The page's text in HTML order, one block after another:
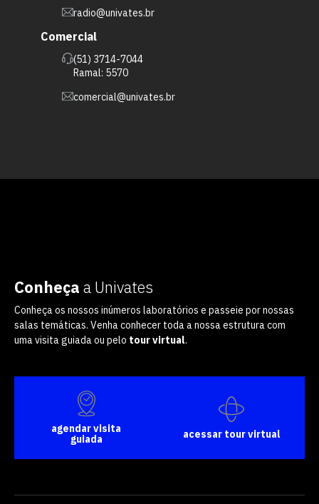
radio@univates.br
Comercial
(51) 3714-7044
Ramal: 5570
comercial@univates.br
Conheça a Univates
Conheça os nossos inúmeros laboratórios e passeie por nossas
salas temáticas. Venha conhecer toda a nossa estrutura com
uma visita guiada ou pelo tour virtual.
agendar visita
guiada
acessar tour virtual